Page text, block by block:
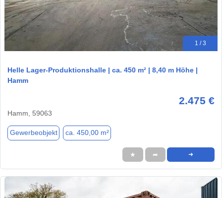
1 / 3
Helle Lager-Produktionshalle | ca. 450 m² | 8,40 m Höhe |
Hamm
2.475 €
Hamm, 59063
Gewerbeobjekt ca. 450,00 m²
★ ➦ ➜